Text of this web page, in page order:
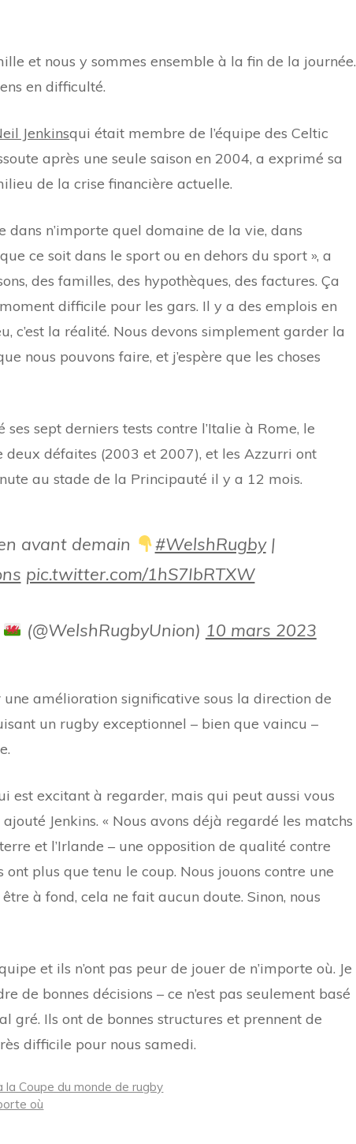
et nous y sommes ensemble à la fin de la journée.
en difficulté.
Jenkinsqui était membre de l’équipe des Celtic
après une seule saison en 2004, a exprimé sa
de la crise financière actuelle.
dans n’importe quel domaine de la vie, dans
ce soit dans le sport ou en dehors du sport », a
des familles, des hypothèques, des factures. Ça
difficile pour les gars. Il y a des emplois en
c’est la réalité. Nous devons simplement garder la
nous pouvons faire, et j’espère que les choses
sept derniers tests contre l’Italie à Rome, le
défaites (2003 et 2007), et les Azzurri ont
au stade de la Principauté il y a 12 mois.
avant demain #WelshRugby|
pic.twitter.com/1hS7IbRTXW
(@WelshRugbyUnion) 10 mars 2023
amélioration significative sous la direction de
un rugby exceptionnel – bien que vaincu –
est excitant à regarder, mais qui peut aussi vous
Jenkins. « Nous avons déjà regardé les matchs
et l’Irlande – une opposition de qualité contre
plus que tenu le coup. Nous jouons contre une
à fond, cela ne fait aucun doute. Sinon, nous
et ils n’ont pas peur de jouer de n’importe où. Je
de bonnes décisions – ce n’est pas seulement basé
gré. Ils ont de bonnes structures et prennent de
difficile pour nous samedi.
la Coupe du monde de rugby
où